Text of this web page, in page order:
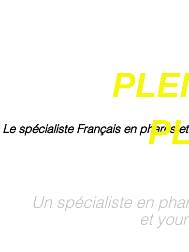
Le spécialiste Français en phares
Un spécialiste en
et